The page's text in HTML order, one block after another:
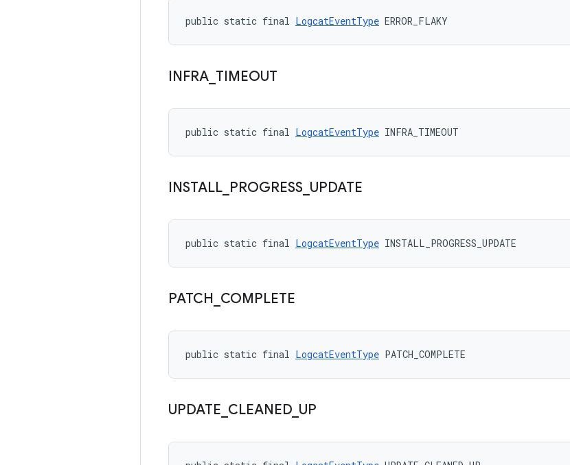
public static final LogcatEventType ERROR_FLAKY
INFRA TIMEOUT
public static final LogcatEventType INFRA_TIMEOUT
INSTALL PROGRESS UPDATE
public static final LogcatEventType INSTALL_PROGRESS_UPDATE
PATCH COMPLETE
public static final LogcatEventType PATCH_COMPLETE
UPDATE CLEANED UP